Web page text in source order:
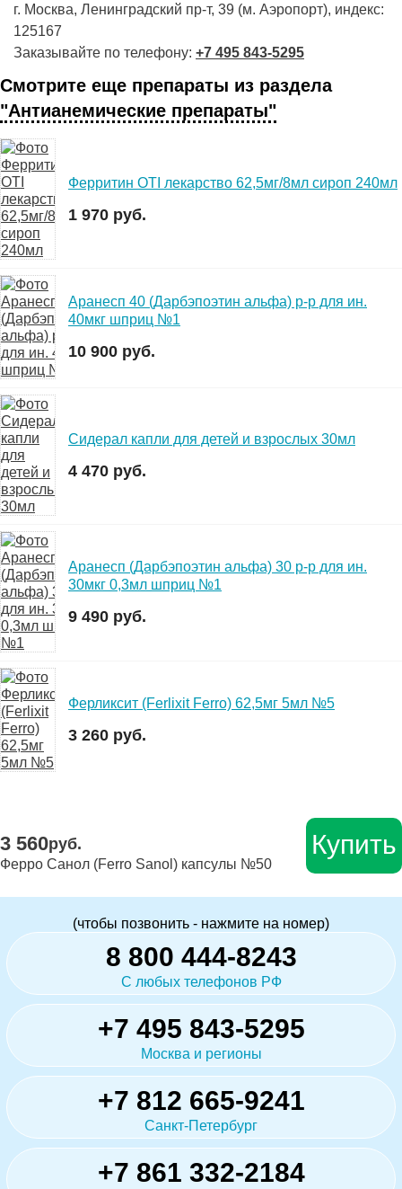
г. Москва, Ленинградский пр-т, 39 (м. Аэропорт), индекс:
125167
Заказывайте по телефону: +7 495 843-5295
Смотрите еще препараты из раздела
"Антианемические препараты"
Ферритин OTI лекарство 62,5мг/8мл сироп 240мл
1 970 руб.
Аранесп 40 (Дарбэпоэтин альфа) р-р для ин.
40мкг шприц №1
10 900 руб.
Сидерал капли для детей и взрослых 30мл
4 470 руб.
Аранесп (Дарбэпоэтин альфа) 30 р-р для ин.
30мкг 0,3мл шприц №1
9 490 руб.
Ферликсит (Ferlixit Ferro) 62,5мг 5мл №5
3 260 руб.
3 560руб.
Ферро Санол (Ferro Sanol) капсулы №50
Купить
(чтобы позвонить - нажмите на номер)
8 800 444-8243
С любых телефонов РФ
+7 495 843-5295
Москва и регионы
+7 812 665-9241
Санкт-Петербург
+7 861 332-2184